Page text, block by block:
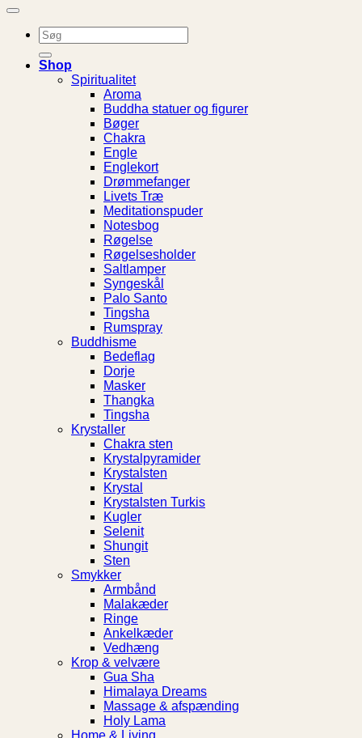
Søg
efter:
Shop
Spiritualitet
Aroma
Buddha statuer og figurer
Bøger
Chakra
Engle
Englekort
Drømmefanger
Livets Træ
Meditationspuder
Notesbog
Røgelse
Røgelsesholder
Saltlamper
Syngeskål
Palo Santo
Tingsha
Rumspray
Buddhisme
Bedeflag
Dorje
Masker
Thangka
Tingsha
Krystaller
Chakra sten
Krystalpyramider
Krystalsten
Krystal
Krystalsten Turkis
Kugler
Selenit
Shungit
Sten
Smykker
Armbånd
Malakæder
Ringe
Ankelkæder
Vedhæng
Krop & velvære
Gua Sha
Himalaya Dreams
Massage & afspænding
Holy Lama
Home & Living